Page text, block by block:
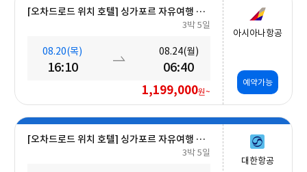
[오차드로드 위치 호텔] 싱가포르 자유여행 5일 #조식포함
3박 5일
08.20(목)
16:10
08.24(월)
06:40
1,199,000원~
아시아나항공
예약가능
[오차드로드 위치 호텔] 싱가포르 자유여행 5일 #조식포함
3박 5일
대한항공